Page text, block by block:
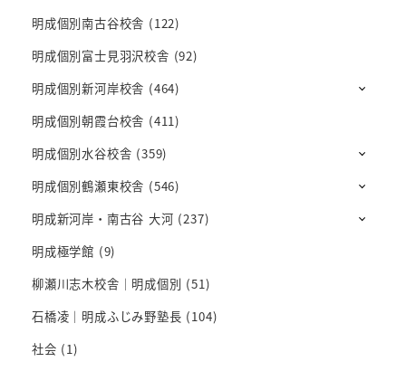
明成個別南古谷校舎 (122)
明成個別富士見羽沢校舎 (92)
明成個別新河岸校舎 (464)
明成個別朝霞台校舎 (411)
明成個別水谷校舎 (359)
明成個別鶴瀬東校舎 (546)
明成新河岸・南古谷 大河 (237)
明成極学館 (9)
柳瀬川志木校舎｜明成個別 (51)
石橋凌｜明成ふじみ野塾長 (104)
社会 (1)